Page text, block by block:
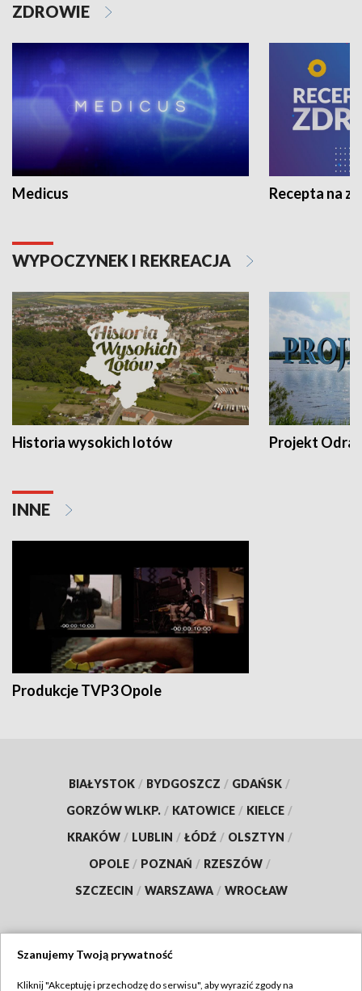
ZDROWIE
Medicus Recepta na
WYPOCZYNEK I REKREACJA
Historia wysokich lotów Projekt Odra
INNE
Produkcje TVP3 Opole
BIAŁYSTOK / BYDGOSZCZ / GDAŃSK /
GORZÓW WLKP. / KATOWICE / KIELCE /
KRAKÓW / LUBLIN / ŁÓDŹ / OLSZTYN /
OPOLE / POZNAŃ / RZESZÓW /
SZCZECIN / WARSZAWA / WROCŁAW
Szanujemy Twoją prywatność
Kliknij "Akceptuję i przechodzę do serwisu", aby wyrazić zgody na